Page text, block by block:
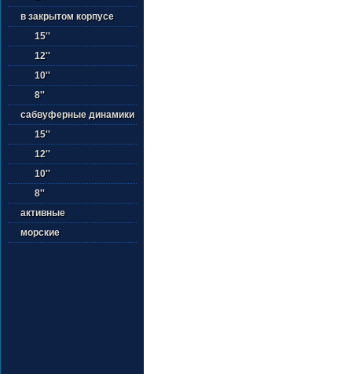
в закрытом корпусе
15''
12''
10''
8''
сабвуферные динамики
15''
12''
10''
8''
активные
морские